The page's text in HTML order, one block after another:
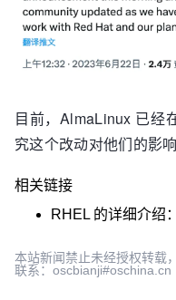
目前，AlmaLinux 已经
究这个改动对他们的影
相关链接
RHEL 的详细介绍：
本站新闻禁止未经授权转载
联系：oscbianji#oschina.cn